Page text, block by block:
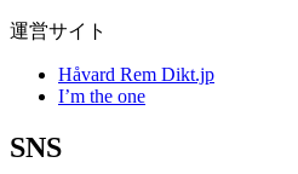
運営サイト
Håvard Rem Dikt.jp
I’m the one
SNS